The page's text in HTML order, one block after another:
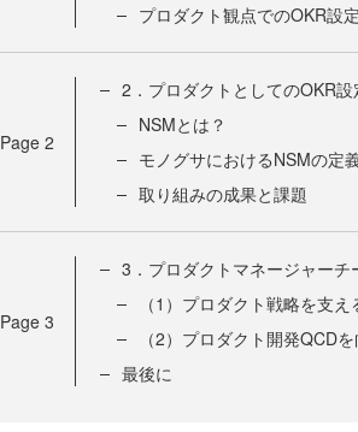
プロダクト観点でのOKR設
Page 2
2．プロダクトとしてのOKR設
NSMとは？
モノグサにおけるNSMの定
取り組みの成果と課題
Page 3
3．プロダクトマネージャーチ
（1）プロダクト戦略を支
（2）プロダクト開発QCD
最後に